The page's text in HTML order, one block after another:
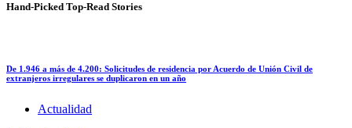
Hand-Picked Top-Read Stories
De 1.946 a más de 4.200: Solicitudes de residencia por Acuerdo de Unión Civil de
extranjeros irregulares se duplicaron en un año
Actualidad